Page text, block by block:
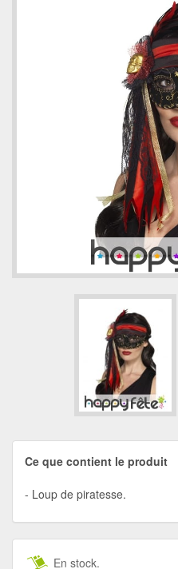
Ce que contient le produit
Loup de piratesse.
En stock.